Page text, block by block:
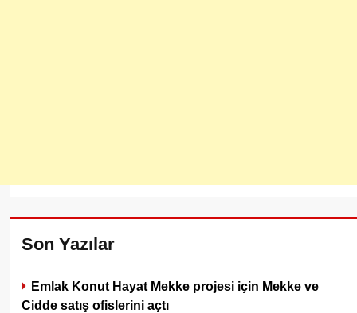
Son Yazılar
Emlak Konut Hayat Mekke projesi için Mekke ve
Cidde satış ofislerini açtı